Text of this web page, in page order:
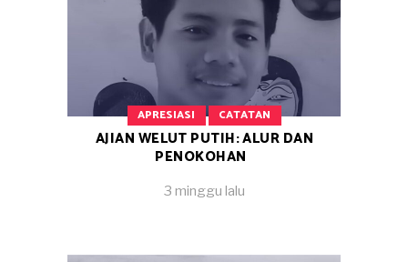
APRESIASI CATATAN
AJIAN WELUT PUTIH: ALUR DAN
PENOKOHAN
3 minggu lalu